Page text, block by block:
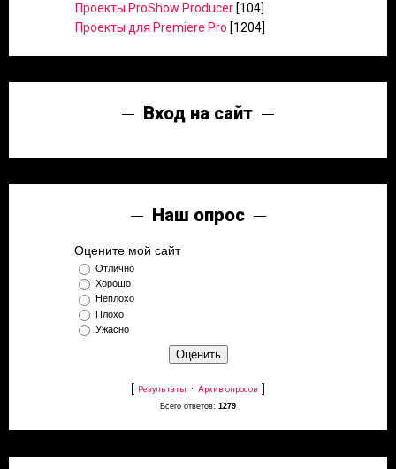
Проекты ProShow Producer [104]
Проекты для Premiere Pro [1204]
Вход на сайт
Наш опрос
Оцените мой сайт
Отлично
Хорошо
Неплохо
Плохо
Ужасно
[ Результаты · Архив опросов ]
Всего ответов: 1279